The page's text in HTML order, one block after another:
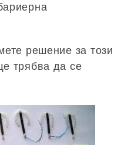
решение за този
трябва да се